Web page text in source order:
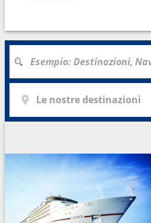
Le nostre destinazioni